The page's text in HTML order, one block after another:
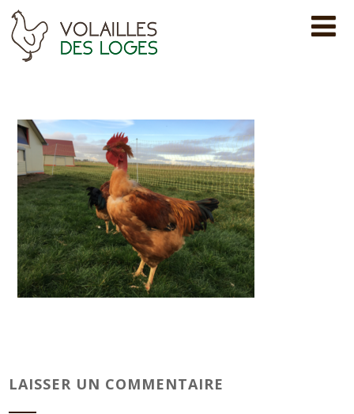
LAISSER UN COMMENTAIRE